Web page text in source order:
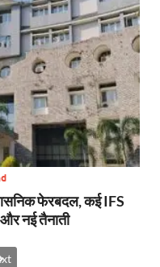
फेरबदल, कई IFS
नई तैनाती